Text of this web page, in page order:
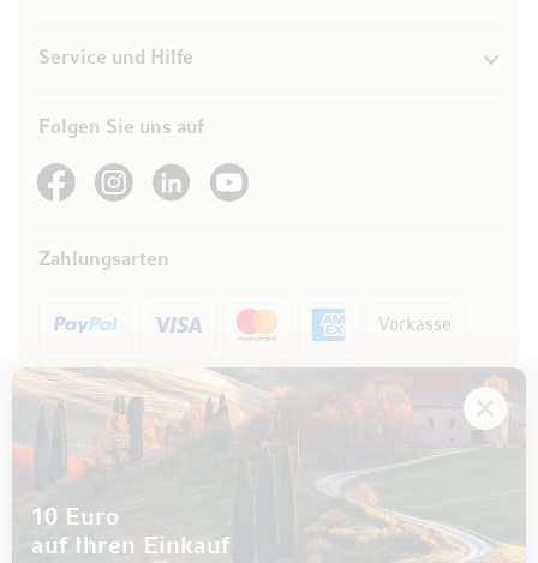
Service und Hilfe
Folgen Sie uns auf
See our FacebookSee our Instagram account
See our LinkedInSee our YouTube channel
Zahlungsarten
Vorkasse
Rechnung
10 Euro
auf Ihren Einkauf